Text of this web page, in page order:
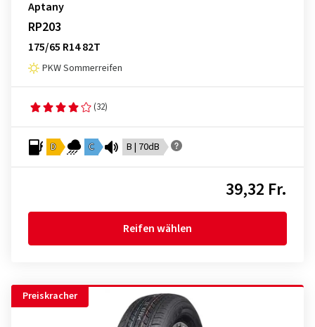
Aptany
RP203
175/65 R14 82T
PKW Sommerreifen
(32)
D C B | 70dB
39,32 Fr.
Reifen wählen
Preiskracher